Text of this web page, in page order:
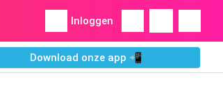
Inloggen
Download onze app 📲